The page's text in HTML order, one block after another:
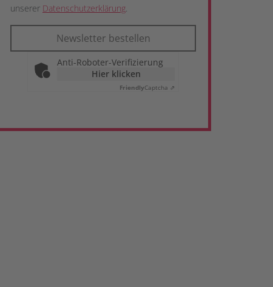
unserer Datenschutzerklärung.
Newsletter bestellen
Anti-Roboter-Verifizierung
Hier klicken
FriendlyCaptcha ⇗